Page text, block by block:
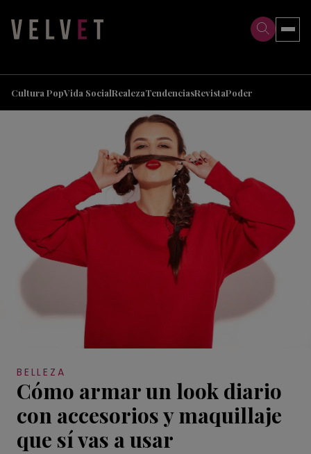
Cultura PopVida SocialRealezaTendenciasRevistaPoder
BELLEZA
Cómo armar un look diario
con accesorios y maquillaje
que sí vas a usar